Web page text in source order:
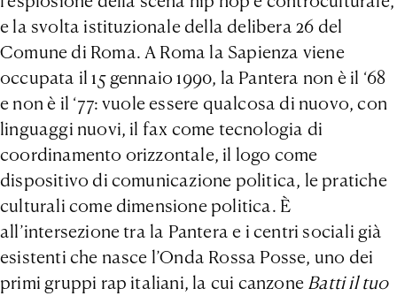
e la svolta istituzionale della delibera 26 del
Comune di Roma. A Roma la Sapienza viene
occupata il 15 gennaio 1990, la Pantera non è il ‘68
e non è il ‘77: vuole essere qualcosa di nuovo, con
linguaggi nuovi, il fax come tecnologia di
coordinamento orizzontale, il logo come
dispositivo di comunicazione politica, le pratiche
culturali come dimensione politica. È
all’intersezione tra la Pantera e i centri sociali già
esistenti che nasce l’Onda Rossa Posse, uno dei
primi gruppi rap italiani, la cui canzone Batti il tuo